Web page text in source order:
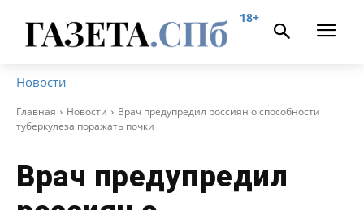
18+
Новости
Главная Новости
Врач предупредил россиян о способности
туберкулеза поражать почки
Врач предупредил